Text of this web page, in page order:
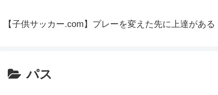
【子供サッカー.com】プレーを変えた先に上達がある
パス